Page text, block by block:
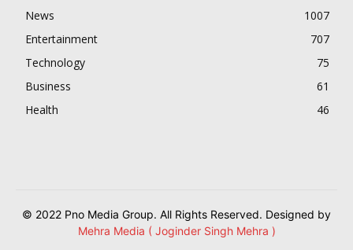
News
1007
Entertainment
707
Technology
75
Business
61
Health
46
© 2022 Pno Media Group. All Rights Reserved. Designed by
Mehra Media ( Joginder Singh Mehra )